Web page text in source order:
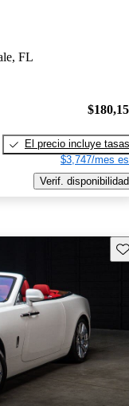
FL
El precio incluye tasas
$3,747/mes
Verif. disponibilidad